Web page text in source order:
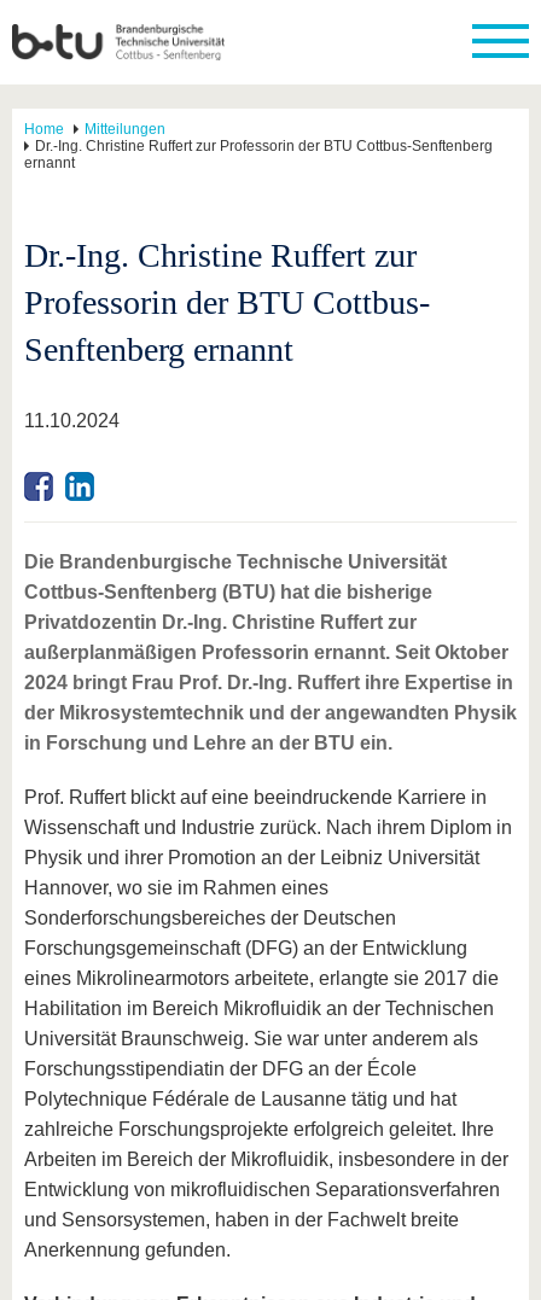
Home
Mitteilungen
Dr.-Ing. Christine Ruffert zur Professorin der BTU Cottbus-Senftenberg
ernannt
Dr.-Ing. Christine Ruffert zur
Professorin der BTU Cottbus-
Senftenberg ernannt
11.10.2024
Die Brandenburgische Technische Universität
Cottbus-Senftenberg (BTU) hat die bisherige
Privatdozentin Dr.-Ing. Christine Ruffert zur
außerplanmäßigen Professorin ernannt. Seit Oktober
2024 bringt Frau Prof. Dr.-Ing. Ruffert ihre Expertise in
der Mikrosystemtechnik und der angewandten Physik
in Forschung und Lehre an der BTU ein.
Prof. Ruffert blickt auf eine beeindruckende Karriere in
Wissenschaft und Industrie zurück. Nach ihrem Diplom in
Physik und ihrer Promotion an der Leibniz Universität
Hannover, wo sie im Rahmen eines
Sonderforschungsbereiches der Deutschen
Forschungsgemeinschaft (DFG) an der Entwicklung
eines Mikrolinearmotors arbeitete, erlangte sie 2017 die
Habilitation im Bereich Mikrofluidik an der Technischen
Universität Braunschweig. Sie war unter anderem als
Forschungsstipendiatin der DFG an der École
Polytechnique Fédérale de Lausanne tätig und hat
zahlreiche Forschungsprojekte erfolgreich geleitet. Ihre
Arbeiten im Bereich der Mikrofluidik, insbesondere in der
Entwicklung von mikrofluidischen Separationsverfahren
und Sensorsystemen, haben in der Fachwelt breite
Anerkennung gefunden.